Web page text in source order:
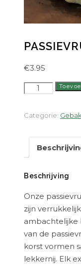
€3.95
Passievrucht
aantal
Categorie: Gebak
Beschrijving
Onze
zijn
ambachtelijke
van de
korst vormen
lekkernij. Elk